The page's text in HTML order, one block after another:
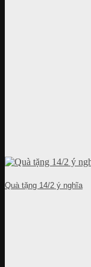
Quà tặng 14/2 ý nghĩa